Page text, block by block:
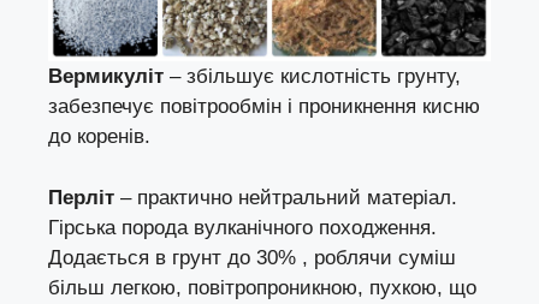
Вермикуліт – збільшує кислотність грунту,
забезпечує повітрообмін і проникнення кисню
до коренів.
Перліт – практично нейтральний матеріал.
Гірська порода вулканічного походження.
Додається в грунт до 30% , роблячи суміш
більш легкою, повітропроникною, пухкою, що